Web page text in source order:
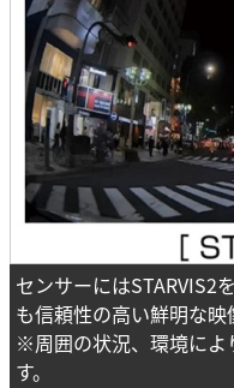
センサーにはSTARVIS2
も信頼性の高い鮮明な映
※周囲の状況、環境によ
す。